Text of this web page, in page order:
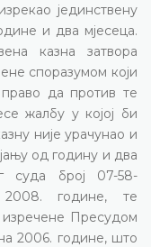
јединствену
и два мјесеца.
казна затвора
споразумом који
да против те
жалбу у којој би
није урачунао и
од годину и два
суда број 07-58-
године, те
изречене Пресудом
2006. године, што